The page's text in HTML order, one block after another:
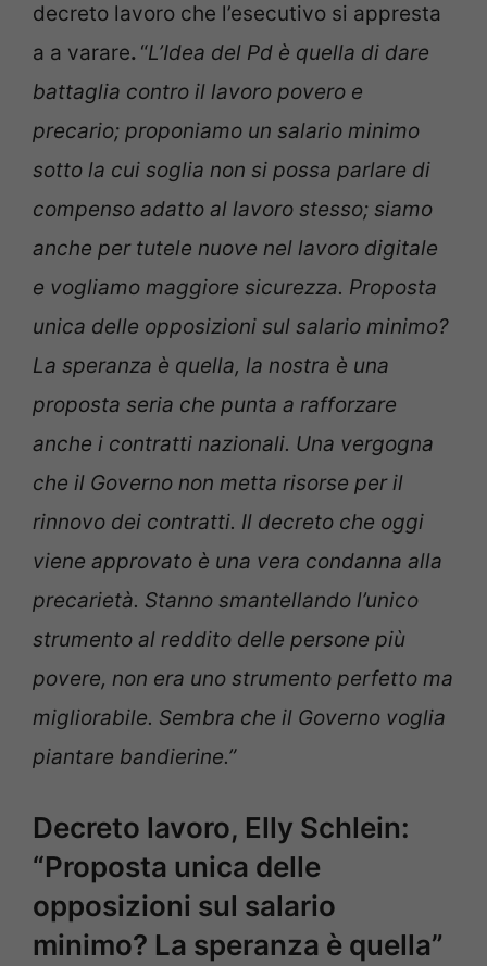
decreto lavoro che l’esecutivo si appresta
a a varare. “L’Idea del Pd è quella di dare
battaglia contro il lavoro povero e
precario; proponiamo un salario minimo
sotto la cui soglia non si possa parlare di
compenso adatto al lavoro stesso; siamo
anche per tutele nuove nel lavoro digitale
e vogliamo maggiore sicurezza. Proposta
unica delle opposizioni sul salario minimo?
La speranza è quella, la nostra è una
proposta seria che punta a rafforzare
anche i contratti nazionali. Una vergogna
che il Governo non metta risorse per il
rinnovo dei contratti. Il decreto che oggi
viene approvato è una vera condanna alla
precarietà. Stanno smantellando l’unico
strumento al reddito delle persone più
povere, non era uno strumento perfetto ma
migliorabile. Sembra che il Governo voglia
piantare bandierine.”
Decreto lavoro, Elly Schlein:
“Proposta unica delle
opposizioni sul salario
minimo? La speranza è quella”